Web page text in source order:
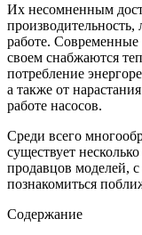
Их несомненным
производительность,
работе. Современные
своем снабжаются
потребление
а также от
работе насосов.
Среди всего
существует
продавцов моделей,
познакомиться
Содержание